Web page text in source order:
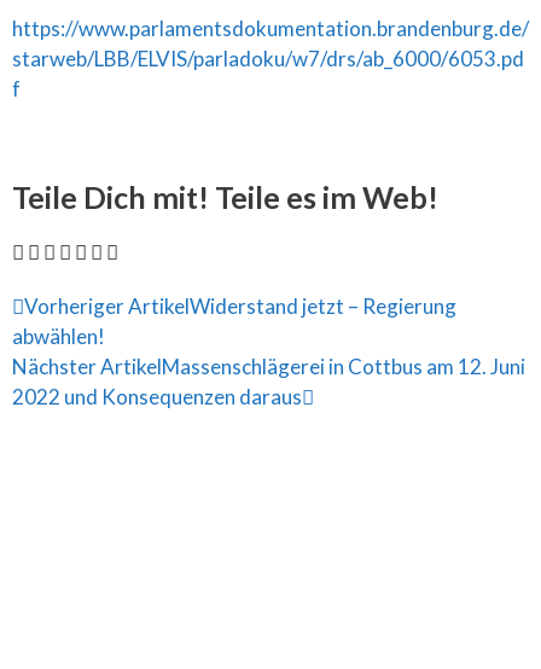
https://www.parlamentsdokumentation.brandenburg.de/
starweb/LBB/ELVIS/parladoku/w7/drs/ab_6000/6053.pd
f
Teile Dich mit! Teile es im Web!
Vorheriger ArtikelWiderstand jetzt – Regierung
abwählen!
Nächster ArtikelMassenschlägerei in Cottbus am 12. Juni
2022 und Konsequenzen daraus